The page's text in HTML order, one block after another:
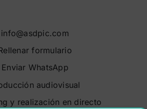
info@asdpic.com
formulario
Enviar WhatsApp
audiovisual
y realización en directo